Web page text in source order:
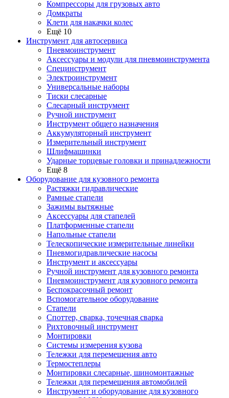
Компрессоры для грузовых авто
Домкраты
Клети для накачки колес
Ещё 10
Инструмент для автосервиса
Пневмоинструмент
Аксессуары и модули для пневмоинструмента
Специнструмент
Электроинструмент
Универсальные наборы
Тиски слесарные
Слесарный инструмент
Ручной инструмент
Инструмент общего назначения
Аккумуляторный инструмент
Измерительный инструмент
Шлифмашинки
Ударные торцевые головки и принадлежности
Ещё 8
Оборудование для кузовного ремонта
Растяжки гидравлические
Рамные стапели
Зажимы вытяжные
Аксессуары для стапелей
Платформенные стапели
Напольные стапели
Телескопические измерительные линейки
Пневмогидравлические насосы
Инструмент и аксессуары
Ручной инструмент для кузовного ремонта
Пневмоинструмент для кузовного ремонта
Беспокрасочный ремонт
Вспомогательное оборудование
Стапели
Споттер, сварка, точечная сварка
Рихтовочный инструмент
Монтировки
Системы измерения кузова
Тележки для перемещения авто
Термостеплеры
Монтировки слесарные, шиномонтажные
Тележки для перемещения автомобилей
Инструмент и оборудование для кузовного